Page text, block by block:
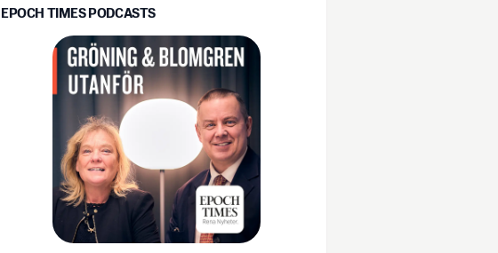
EPOCH TIMES PODCASTS